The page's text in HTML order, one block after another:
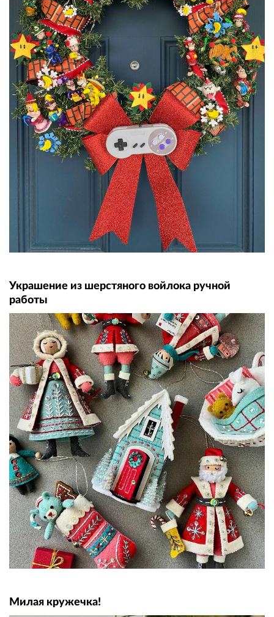
Украшение из шерстяного войлока ручной
работы
Милая кружечка!